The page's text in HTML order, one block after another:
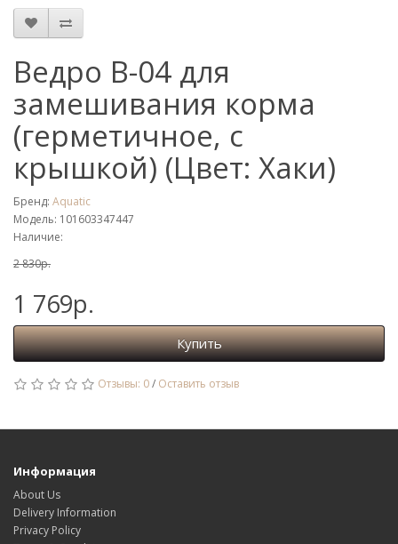
Ведро В-04 для
замешивания корма
(герметичное, с
крышкой) (Цвет: Хаки)
Бренд: Aquatic
Модель: 101603347447
Наличие:
2 830р.
1 769р.
Купить
Отзывы: 0/ Оставить отзыв
Информация
About Us
Delivery Information
Privacy Policy